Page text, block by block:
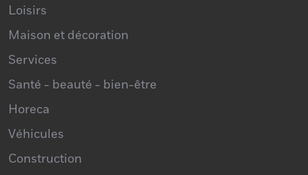
Loisirs
Maison et décoration
Services
Santé - beauté - bien-être
Horeca
Véhicules
Construction